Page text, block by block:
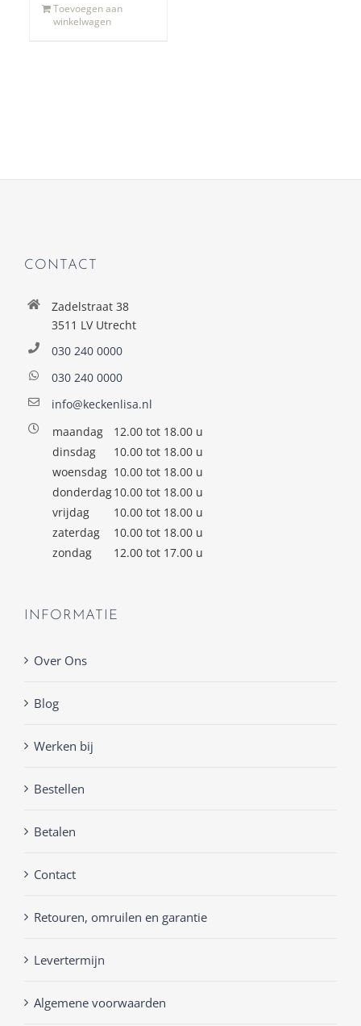
Toevoegen aan
winkelwagen
CONTACT
Zadelstraat 38
3511 LV Utrecht
030 240 0000
030 240 0000
info@keckenlisa.nl
maandag
12.00 tot 18.00 u
dinsdag
10.00 tot 18.00 u
woensdag 10.00 tot 18.00 u
donderdag10.00 tot 18.00 u
vrijdag
10.00 tot 18.00 u
zaterdag
10.00 tot 18.00 u
zondag
12.00 tot 17.00 u
INFORMATIE
Over Ons
Blog
Werken bij
Bestellen
Betalen
Contact
Retouren, omruilen en garantie
Levertermijn
Algemene voorwaarden